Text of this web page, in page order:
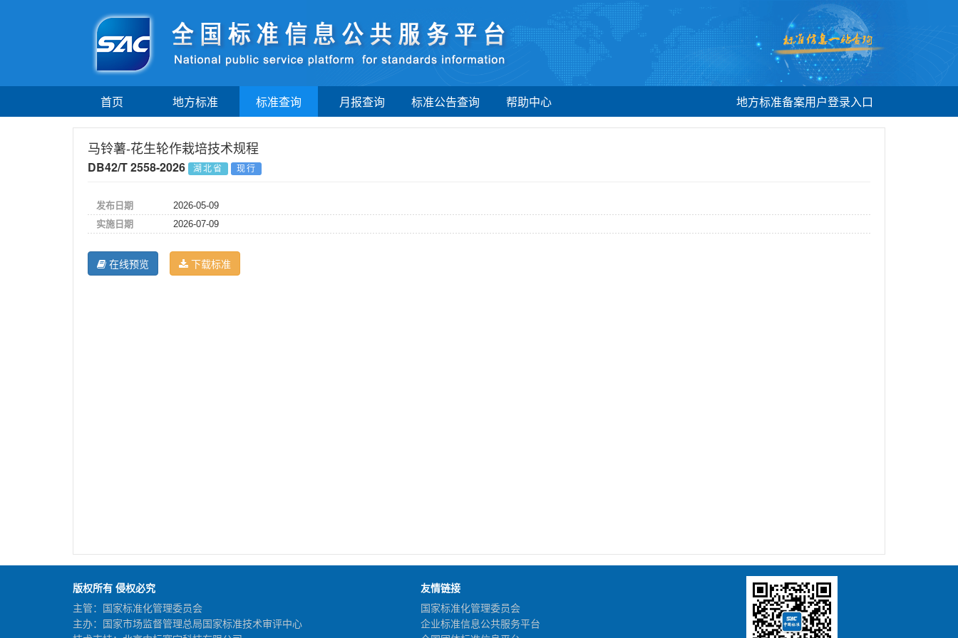
首页 地方标准 标准查询 月报查询 标准公告查询 帮助中心 地方标准备案用户登录入口
马铃薯-花生轮作栽培技术规程
DB42/T 2558-2026 湖北省 现行
发布日期
2026-05-09
实施日期
2026-07-09
在线预览 下载标准
版权所有 侵权必究
主管：国家标准化管理委员会
主办：国家市场监督管理总局国家标准技术审评中心
友情链接
国家标准化管理委员会
企业标准信息公共服务平台